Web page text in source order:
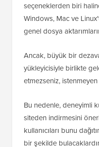
seçeneklerden biri
Windows, Mac ve
genel dosya
Ancak, büyük bir
yükleyicisiyle birlikte
etmezseniz,
Bu nedenle, deneyimli
siteden indirmesini
kullanıcıları bunu
bir şekilde